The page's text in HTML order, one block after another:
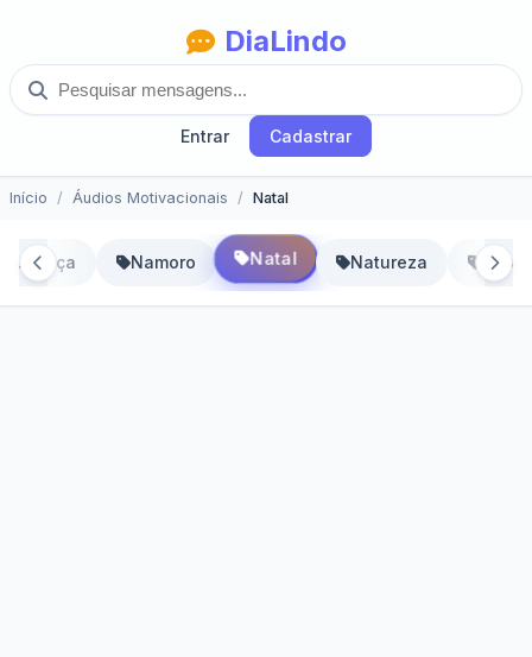
DiaLindo
Entrar Cadastrar
Início Áudios Motivacionais Natal
Namoro Natal Natureza